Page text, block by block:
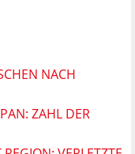
NACH
ZAHL DER